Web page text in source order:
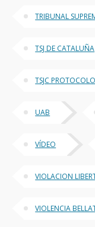
TRIBUNAL
TSJ DE CATALUÑA
TSJC PROTOCOLO
UAB
VÍDEO
VIOLACION
VIOLENCIA